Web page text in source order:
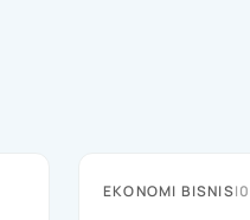
EKONOMI BISNIS|